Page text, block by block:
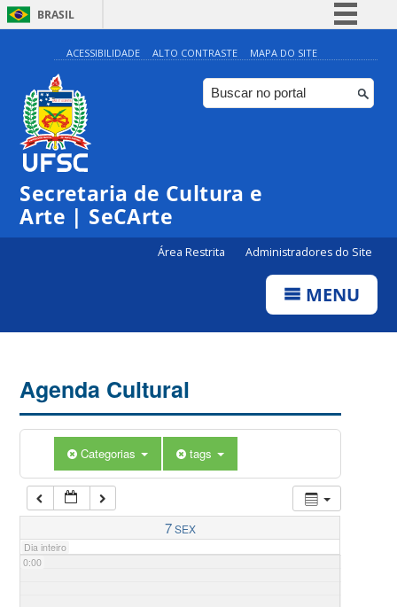
BRASIL
Simplifique!
Comunica BR
Participe
ACESSIBILIDADE ALTO CONTRASTE MAPA DO SITE
Secretaria de Cultura e
Arte | SeCArte
Área Restrita Administradores do Site
MENU
Agenda Cultural
Categorias tags
7SEX
Dia inteiro
0:00